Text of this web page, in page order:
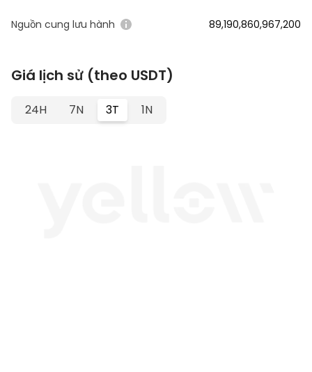
Nguồn cung lưu hành 89,190,860,967,200
Giá lịch sử (theo USDT)
24H 7N 3T 1N